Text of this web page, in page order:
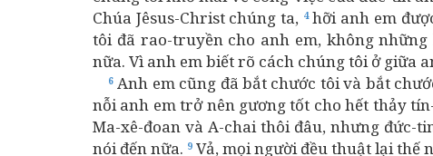
Chúa Jêsus-Christ chúng ta, 4hỡi anh em
tôi đã rao-truyền cho anh em, không
nữa. Vì anh em biết rõ cách chúng tôi ở giữa
6 Anh em cũng đã bắt chước tôi và bắt
nỗi anh em trở nên gương tốt cho hết thảy
Ma-xê-đoan và A-chai thôi đâu, nhưng đức-
nói đến nữa. 9 Vả, mọi người đều thuật lại thế